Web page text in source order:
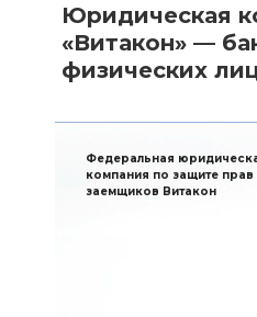
Юридическая
«Витакон» —
физических
Федеральная
компания по защите прав
заемщиков Витакон